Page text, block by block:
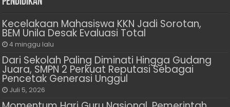
Kecelakaan Mahasiswa KKN Jadi Sorotan,
BEM Unila Desak Evaluasi Total
4 minggu lalu
Dari Sekolah Paling Diminati Hingga Gudang
Juara, SMPN 2 Perkuat Reputasi Sebagai
Pencetak Generasi Unggul
Juli 5, 2026